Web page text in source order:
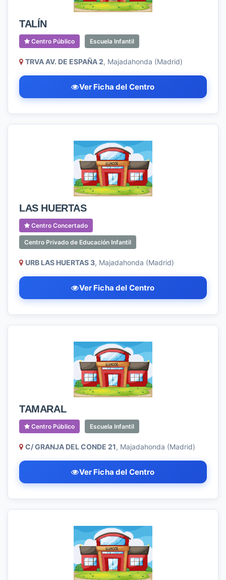
TALÍN
Centro Público Escuela Infantil
TRVA AV. DE ESPAÑA 2, Majadahonda (Madrid)
Ver Ficha del Centro
LAS HUERTAS
Centro Concertado
Centro Privado de Educación Infantil
URB LAS HUERTAS 3, Majadahonda (Madrid)
Ver Ficha del Centro
TAMARAL
Centro Público Escuela Infantil
C/ GRANJA DEL CONDE 21, Majadahonda (Madrid)
Ver Ficha del Centro